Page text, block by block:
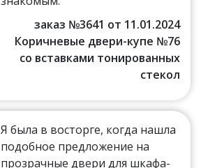
заказ №3641 от 11.01.2024
Коричневые двери-купе №76
со вставками тонированных
стекол
Я была в восторге, когда нашла
подобное предложение на
прозрачные двери для шкафа-